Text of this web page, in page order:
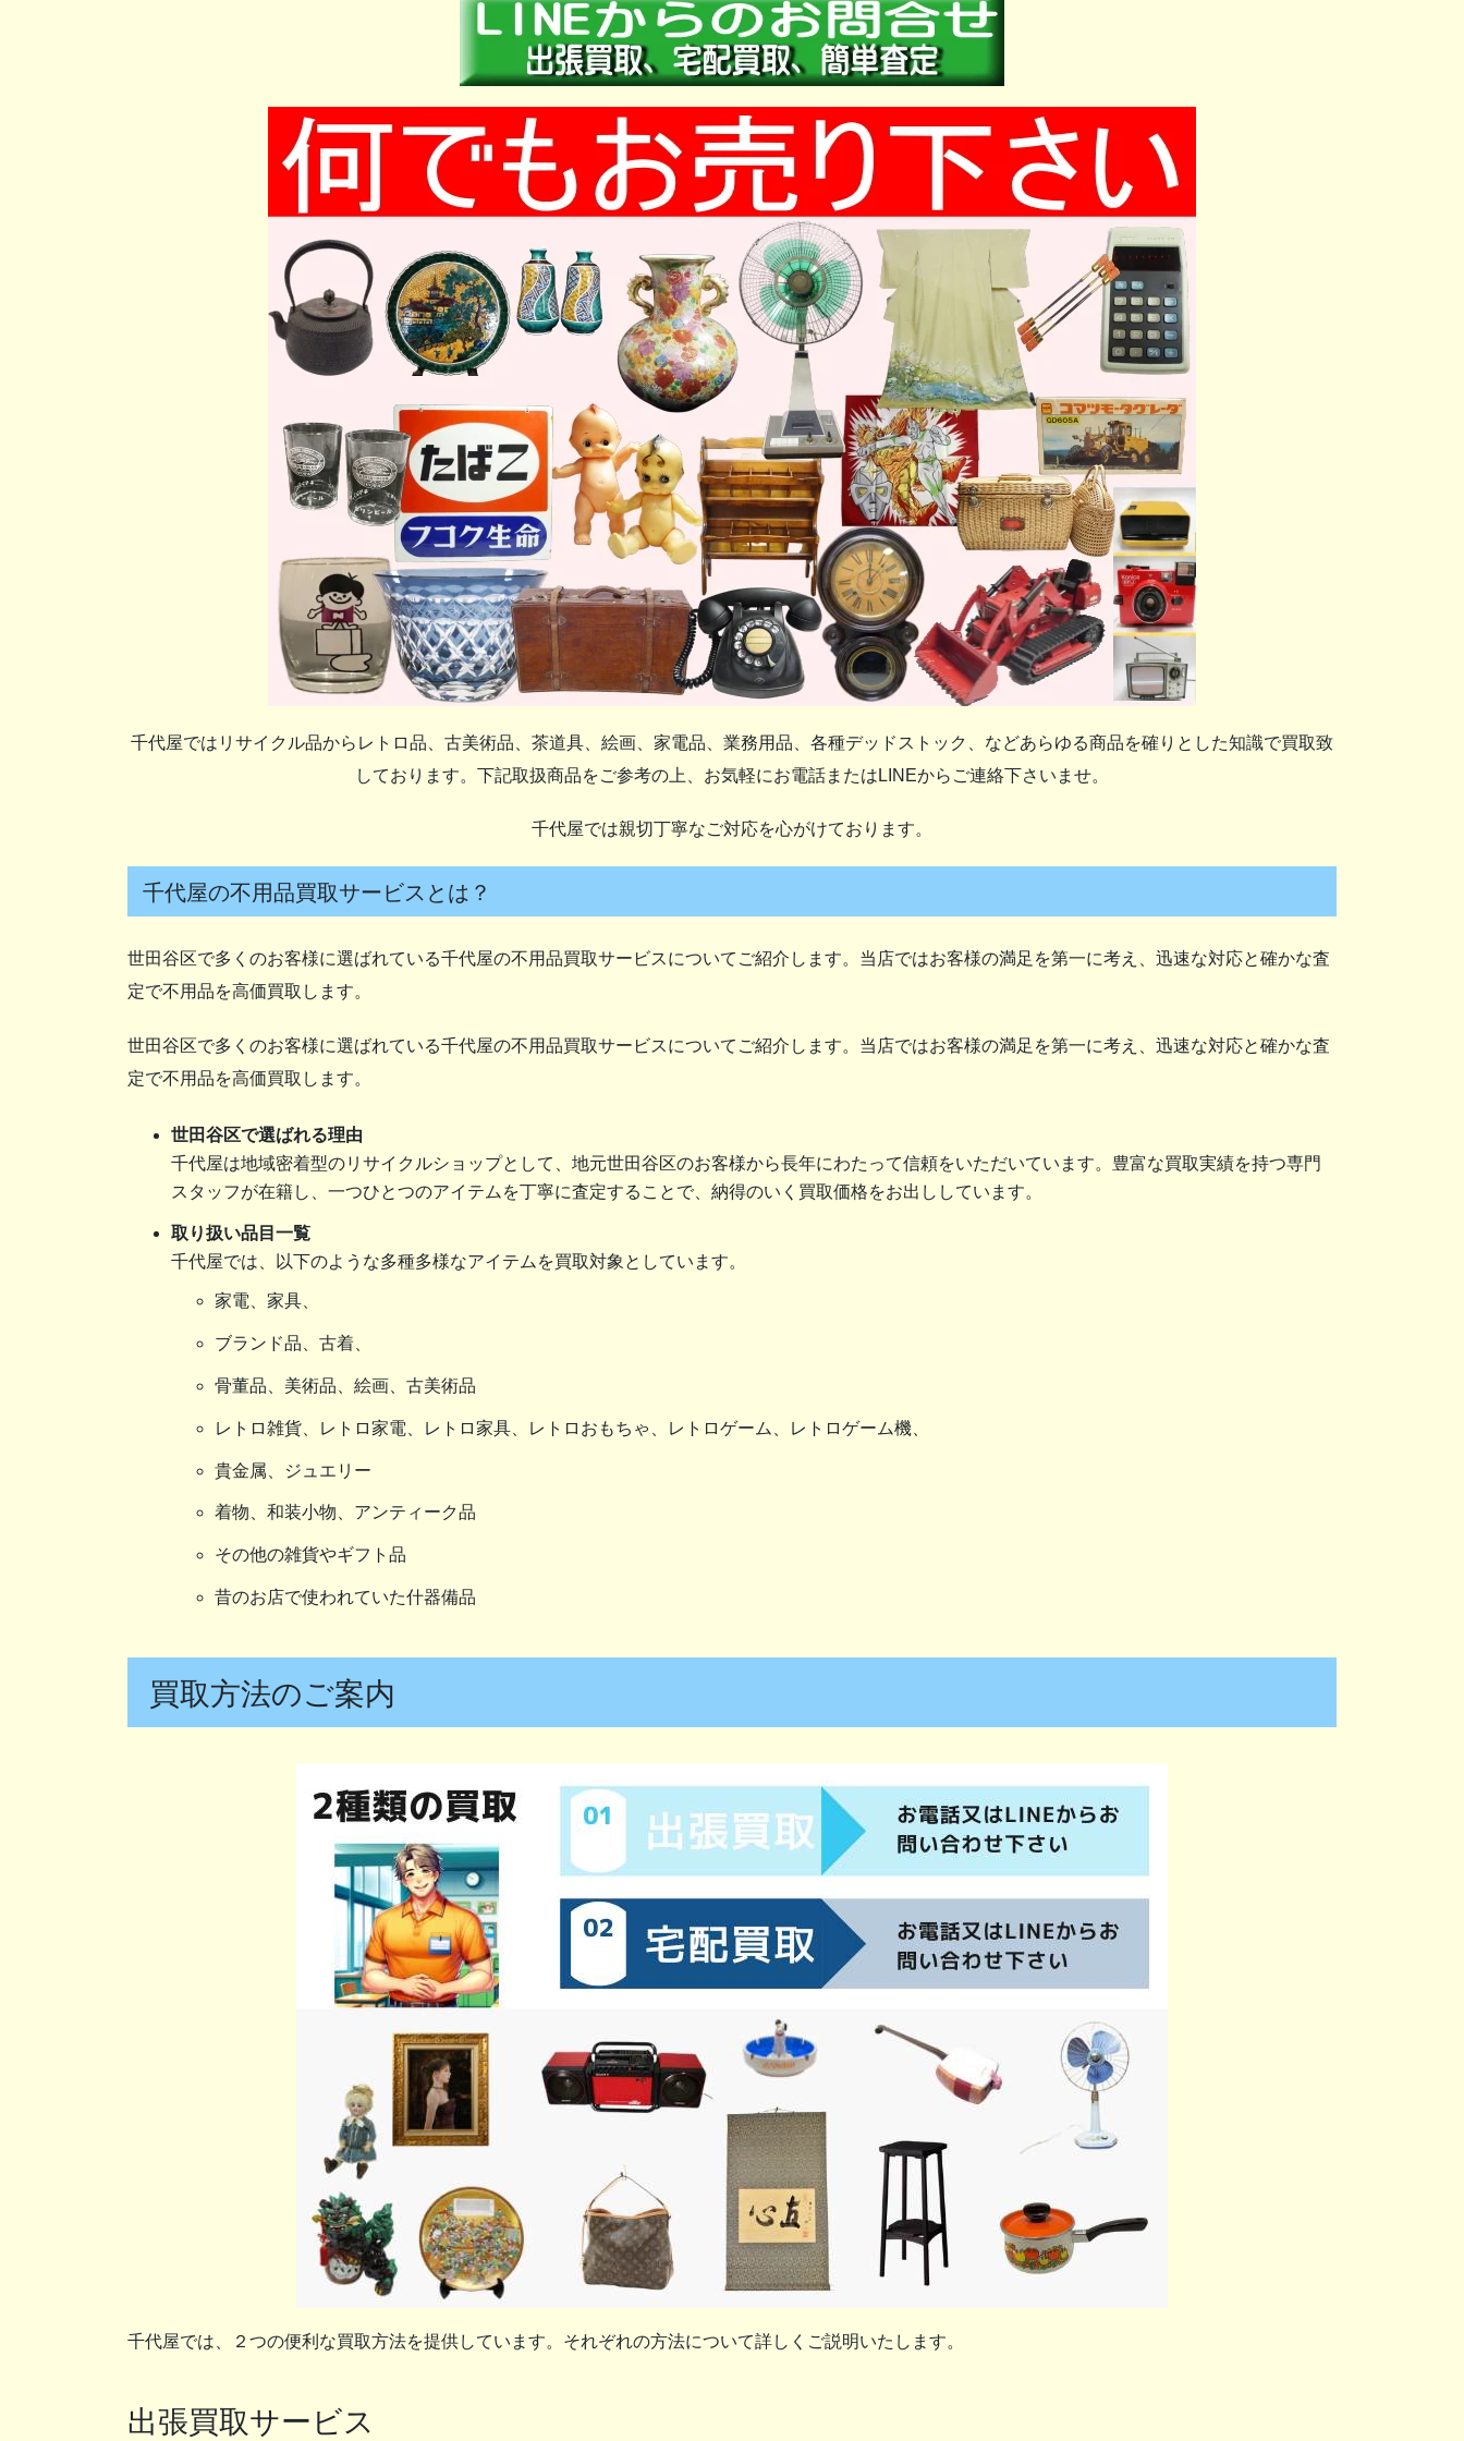
千代屋ではリサイクル品からレトロ品、古美術品、茶道具、絵画、家電品、業務用品、各種デッドストック、などあらゆる商品を確りとした知識で買取致
しております。下記取扱商品をご参考の上、お気軽にお電話またはLINEからご連絡下さいませ。
千代屋では親切丁寧なご対応を心がけております。
千代屋の不用品買取サービスとは？
世田谷区で多くのお客様に選ばれている千代屋の不用品買取サービスについてご紹介します。当店ではお客様の満足を第一に考え、迅速な対応と確かな査
定で不用品を高価買取します。
世田谷区で多くのお客様に選ばれている千代屋の不用品買取サービスについてご紹介します。当店ではお客様の満足を第一に考え、迅速な対応と確かな査
定で不用品を高価買取します。
世田谷区で選ばれる理由
千代屋は地域密着型のリサイクルショップとして、地元世田谷区のお客様から長年にわたって信頼をいただいています。豊富な買取実績を持つ専門
スタッフが在籍し、一つひとつのアイテムを丁寧に査定することで、納得のいく買取価格をお出ししています。
取り扱い品目一覧
千代屋では、以下のような多種多様なアイテムを買取対象としています。
家電、家具、
ブランド品、古着、
骨董品、美術品、絵画、古美術品
レトロ雑貨、レトロ家電、レトロ家具、レトロおもちゃ、レトロゲーム、レトロゲーム機、
貴金属、ジュエリー
着物、和装小物、アンティーク品
その他の雑貨やギフト品
昔のお店で使われていた什器備品
買取方法のご案内
千代屋では、２つの便利な買取方法を提供しています。それぞれの方法について詳しくご説明いたします。
出張買取サービス